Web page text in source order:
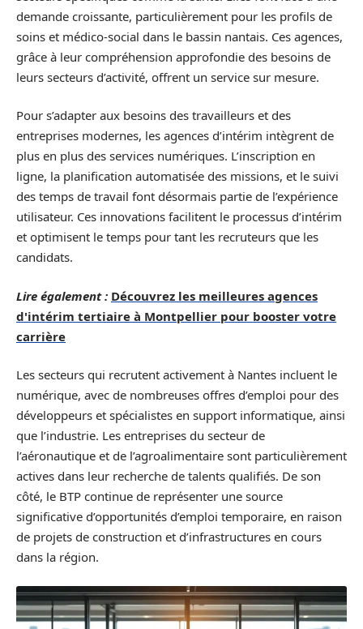
demande croissante, particulièrement pour les profils de
soins et médico-social dans le bassin nantais. Ces agences,
grâce à leur compréhension approfondie des besoins de
leurs secteurs d’activité, offrent un service sur mesure.
Pour s’adapter aux besoins des travailleurs et des
entreprises modernes, les agences d’intérim intègrent de
plus en plus des services numériques. L’inscription en
ligne, la planification automatisée des missions, et le suivi
des temps de travail font désormais partie de l’expérience
utilisateur. Ces innovations facilitent le processus d’intérim
et optimisent le temps pour tant les recruteurs que les
candidats.
Lire également : Découvrez les meilleures agences
d'intérim tertiaire à Montpellier pour booster votre
carrière
Les secteurs qui recrutent activement à Nantes incluent le
numérique, avec de nombreuses offres d’emploi pour des
développeurs et spécialistes en support informatique, ainsi
que l’industrie. Les entreprises du secteur de
l’aéronautique et de l’agroalimentaire sont particulièrement
actives dans leur recherche de talents qualifiés. De son
côté, le BTP continue de représenter une source
significative d’opportunités d’emploi temporaire, en raison
de projets de construction et d’infrastructures en cours
dans la région.